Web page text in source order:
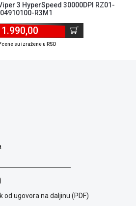
3 HyperSpeed 30000DPI RZ01-
04910100-R3M1
su izražene u RSD
od ugovora na daljinu (PDF)